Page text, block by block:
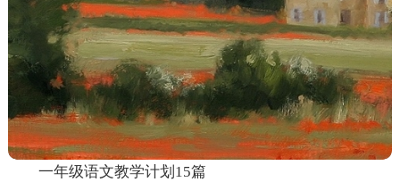
一年级语文教学计划15篇